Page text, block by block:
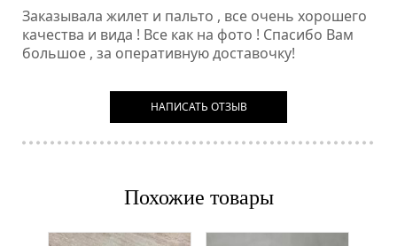
Заказывала жилет и пальто , все очень хорошего
качества и вида ! Все как на фото ! Спасибо Вам
большое , за оперативную доставочку!
НАПИСАТЬ ОТЗЫВ
Похожие товары